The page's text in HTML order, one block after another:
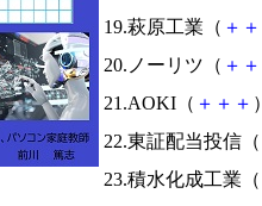
19.萩原工業（ ＋ ＋
20.ノーリツ（ ＋ ＋
21.AOKI（ ＋ ＋ ＋
22.東証配当投信（
23.積水化成工業（